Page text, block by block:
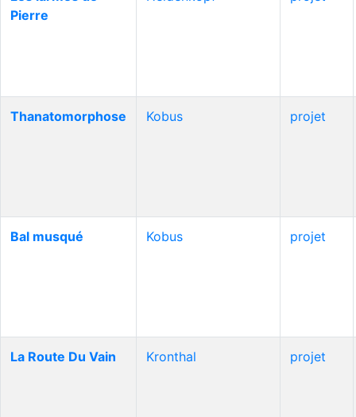
Pierre
Thanatomorphose Kobus projet
Bal musqué Kobus projet
La Route Du Vain Kronthal projet